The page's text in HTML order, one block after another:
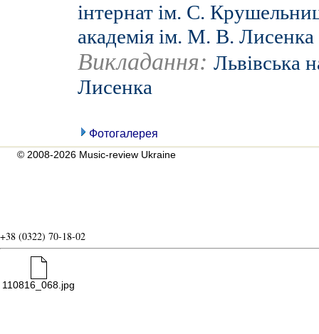
інтернат ім. С.
академія ім. М. В. Лисенка
Викладання: Львівська
Лисенка
Фотогалерея
© 2008-2026 Music-review Ukraine
+38 (0322) 70-18-02
110816_068.jpg